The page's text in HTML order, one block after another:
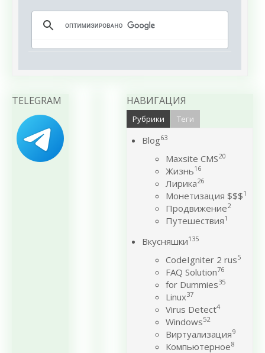
TELEGRAM НАВИГАЦИЯ
Рубрики Теги
Blog63
Maxsite CMS20
Жизнь16
Лирика26
Монетизация $$$1
Продвижение2
Путешествия1
Вкусняшки135
CodeIgniter 2 rus5
FAQ Solution76
for Dummies35
Linux37
Virus Detect4
Windows52
Виртуализация9
Компьютерное8